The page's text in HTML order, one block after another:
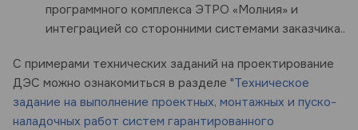
программного комплекса ЭТРО «Молния» и
интеграцией со сторонними системами заказчика..
С примерами технических заданий на проектирование
ДЭС можно ознакомиться в разделе "Техническое
задание на выполнение проектных, монтажных и пуско-
наладочных работ систем гарантированного